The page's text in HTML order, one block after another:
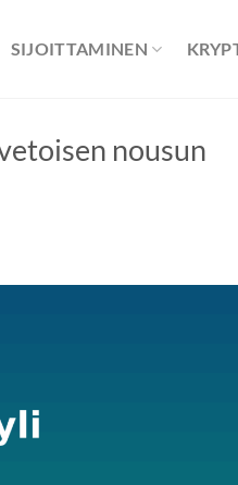
SIJOITTAMINEN
nousun